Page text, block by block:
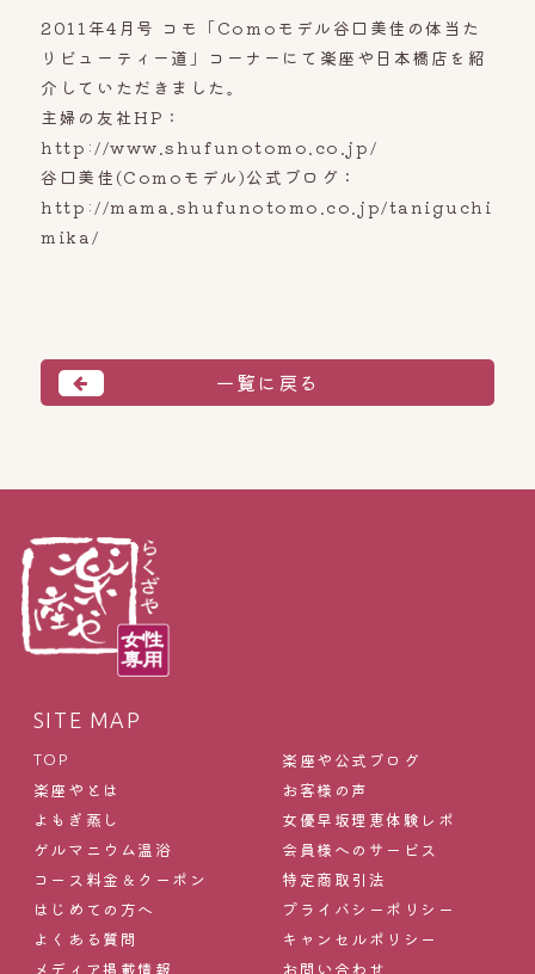
2011年4月号 コモ「Comoモデル谷口美佳の体当た
りビューティー道」コーナーにて楽座や日本橋店を紹
介していただきました。
主婦の友社HP：
http://www.shufunotomo.co.jp/
谷口美佳(Comoモデル)公式ブログ：
http://mama.shufunotomo.co.jp/taniguchi
mika/
一覧に戻る
SITE MAP
TOP
楽座やとは
よもぎ蒸し
ゲルマニウム温浴
コース料金＆クーポン
はじめての方へ
よくある質問
メディア掲載情報
楽座や公式ブログ
お客様の声
女優早坂理恵体験レポ
会員様へのサービス
特定商取引法
プライバシーポリシー
キャンセルポリシー
お問い合わせ